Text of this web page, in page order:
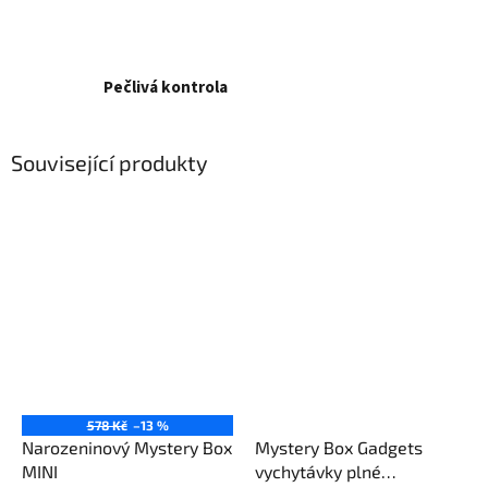
Pečlivá kontrola
Související produkty
578 Kč –13 %
Narozeninový Mystery Box
MINI
Mystery Box Gadgets
vychytávky plné